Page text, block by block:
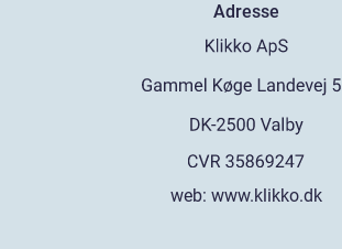
Adresse
web: www.klikko.dk